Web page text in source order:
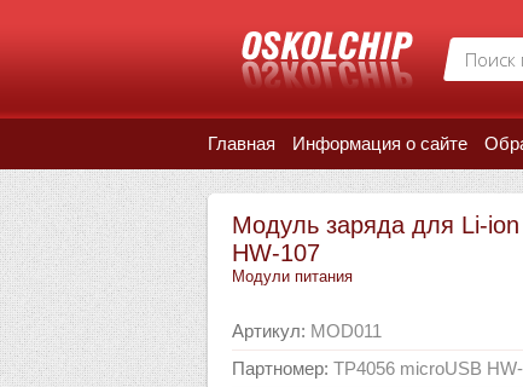
Главная Информация о сайте
Модуль заряда для Li-
HW-107
Модули питания
Артикул: MOD011
Партномер: TP4056 microUSB